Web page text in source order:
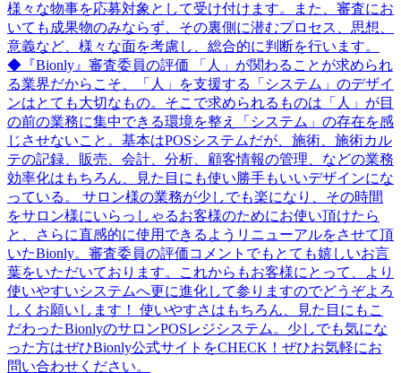
様々な物事を応募対象として受け付けます。また、審査にお
いても成果物のみならず、その裏側に潜むプロセス、思想、
意義など、様々な面を考慮し、総合的に判断を行います。
◆『Bionly』審査委員の評価 「人」が関わることが求められ
る業界だからこそ、「人」を支援する「システム」のデザイ
ンはとても大切なもの。そこで求められるものは「人」が目
の前の業務に集中できる環境を整え「システム」の存在を感
じさせないこと。基本はPOSシステムだが、施術、施術カル
テの記録、販売、会計、分析、顧客情報の管理、などの業務
効率化はもちろん、見た目にも使い勝手もいいデザインにな
っている。 サロン様の業務が少しでも楽になり、その時間
をサロン様にいらっしゃるお客様のためにお使い頂けたら
と、さらに直感的に使用できるようリニューアルをさせて頂
いたBionly。審査委員の評価コメントでもとても嬉しいお言
葉をいただいております。これからもお客様にとって、より
使いやすいシステムへ更に進化して参りますのでどうぞよろ
しくお願いします！ 使いやすさはもちろん、見た目にもこ
だわったBionlyのサロンPOSレジシステム。少しでも気にな
った方はぜひBionly公式サイトをCHECK！ぜひお気軽にお
問い合わせください。